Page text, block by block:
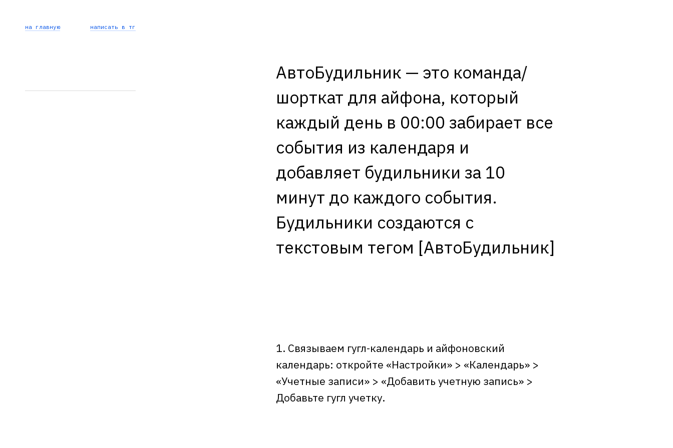
на главную написать в тг
АвтоБудильник — это команда/
шорткат для айфона, который
каждый день в 00:00 забирает все
события из календаря и
добавляет будильники за 10
минут до каждого события.
Будильники создаются с
текстовым тегом [АвтоБудильник]
1. Связываем гугл-календарь и айфоновский
календарь: откройте «Настройки» > «Календарь» >
«Учетные записи» > «Добавить учетную запись» >
Добавьте гугл учетку.